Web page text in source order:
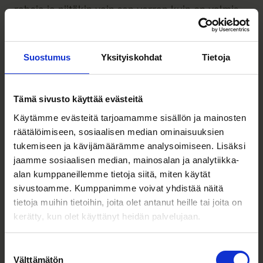
Suostumus Yksityiskohdat Tietoja
Tämä sivusto käyttää evästeitä
Käytämme evästeitä tarjoamamme sisällön ja mainosten
räätälöimiseen, sosiaalisen median ominaisuuksien
tukemiseen ja kävijämäärämme analysoimiseen. Lisäksi
jaamme sosiaalisen median, mainosalan ja analytiikka-
alan kumppaneillemme tietoja siitä, miten käytät
sivustoamme. Kumppanimme voivat yhdistää näitä
tietoja muihin tietoihin, joita olet antanut heille tai joita on
kerätty, kun olet käyttänyt heidän palvelujaan.
Välttämätön
rahoja ja niitäkin vain sen verran kuin on valmis
menettämään ilman että perheen toimeentulo
vaarantuu. Kasvusijoittajan talous ei saa koskaan
perustua hypoteettisiin sijoitustuottoihin.”
Vuosien varrella Rolle on hajauttanut salkkuaan
myös muihin listaamattomiin yhtiöihin. Hän sanoo,
kaltaiselleen opportunistille. Asiantuntevalla ja
luotettavalla asiamiehellä on kuitenkin
merkittävä rooli siinä, että sijoittaja saa
perusteelliset tiedot rahoituskierrosten yrityksistä
ja niihin liittyvistä riskeistä.
“Grillaan Villeä oikein kunnolla ennen kuin edes
päätän, tutustunko rahoituskierroksen
tuntee kierrosten yhtiöt yksityiskohtia myöten ja